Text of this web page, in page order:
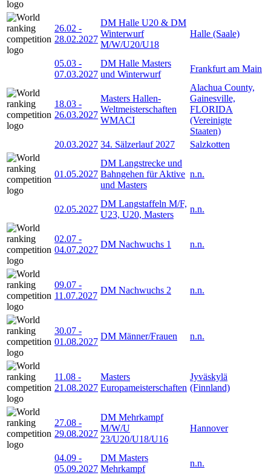
26.02 -
28.02.2027
DM Halle U20 & DM
Winterwurf
M/W/U20/U18
Halle (Saale)
05.03 -
07.03.2027
DM Halle Masters
und Winterwurf
Frankfurt am Main
18.03 -
26.03.2027
Masters Hallen-
Weltmeisterschaften
WMACI
Alachua County,
Gainesville,
FLORIDA
(Vereinigte
Staaten)
20.03.2027 34. Sälzerlauf 2027 Salzkotten
01.05.2027
DM Langstrecke und
Bahngehen für Aktive
und Masters
n.n.
02.05.2027
DM Langstaffeln M/F,
U23, U20, Masters
n.n.
02.07 -
04.07.2027
DM Nachwuchs 1 n.n.
09.07 -
11.07.2027
DM Nachwuchs 2 n.n.
30.07 -
01.08.2027
DM Männer/Frauen n.n.
11.08 -
21.08.2027
Masters
Europameisterschaften
Jyväskylä
(Finnland)
27.08 -
29.08.2027
DM Mehrkampf
M/W/U
23/U20/U18/U16
Hannover
04.09 -
05.09.2027
DM Masters
Mehrkampf
n.n.